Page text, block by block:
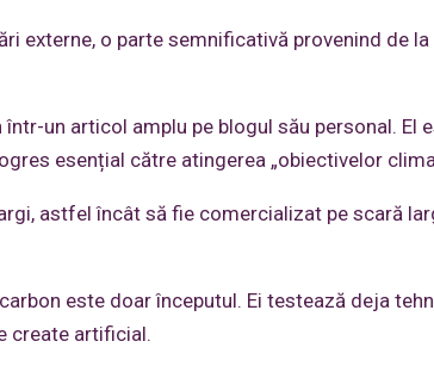
externe, o parte semnificativă provenind de la
un articol amplu pe blogul său personal. El
esențial către atingerea „obiectivelor
astfel încât să fie comercializat pe scară
este doar începutul. Ei testează deja
create artificial.